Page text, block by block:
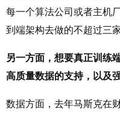
每一个算法公司或者主机
到端架构去做的不超过三家
另一方面，想要真正训练
高质量数据的支持，以及
数据方面，去年马斯克在